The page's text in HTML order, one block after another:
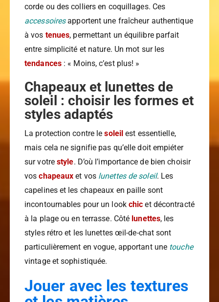
corde ou des colliers en coquillages. Ces
accessoiresapportent une fraîcheur authentique
à vos tenues, permettant un équilibre parfait
entre simplicité et nature. Un mot sur les
tendances: « Moins, c’est plus! »
Chapeaux et lunettes de
soleil : choisir les formes et
styles adaptés
La protection contre lesoleil est essentielle,
mais cela ne signifie pas qu’elle doit empiéter
sur votre style. D’où l’importance de bien choisir
voschapeaux et vos lunettes de soleil. Les
capelines et les chapeaux en paille sont
incontournables pour un look chic et décontracté
à la plage ou en terrasse. Côté lunettes, les
styles rétro et les lunettes œil-de-chat sont
particulièrement en vogue, apportant une touche
vintage et sophistiquée.
Jouer avec les textures